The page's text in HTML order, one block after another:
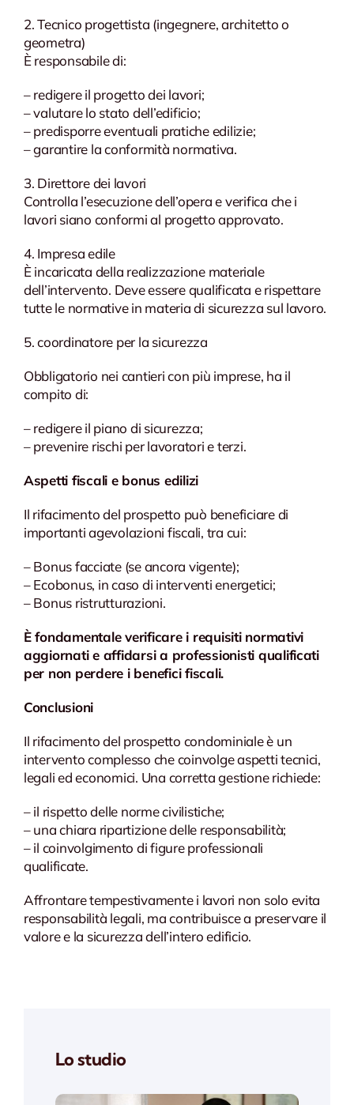
2. Tecnico progettista (ingegnere, architetto o
geometra)
È responsabile di:
– redigere il progetto dei lavori;
– valutare lo stato dell’edificio;
– predisporre eventuali pratiche edilizie;
– garantire la conformità normativa.
3. Direttore dei lavori
Controlla l’esecuzione dell’opera e verifica che i
lavori siano conformi al progetto approvato.
4. Impresa edile
È incaricata della realizzazione materiale
dell’intervento. Deve essere qualificata e rispettare
tutte le normative in materia di sicurezza sul lavoro.
5. coordinatore per la sicurezza
Obbligatorio nei cantieri con più imprese, ha il
compito di:
– redigere il piano di sicurezza;
– prevenire rischi per lavoratori e terzi.
Aspetti fiscali e bonus edilizi
Il rifacimento del prospetto può beneficiare di
importanti agevolazioni fiscali, tra cui:
– Bonus facciate (se ancora vigente);
– Ecobonus, in caso di interventi energetici;
– Bonus ristrutturazioni.
È fondamentale verificare i requisiti normativi
aggiornati e affidarsi a professionisti qualificati
per non perdere i benefici fiscali.
Conclusioni
Il rifacimento del prospetto condominiale è un
intervento complesso che coinvolge aspetti tecnici,
legali ed economici. Una corretta gestione richiede:
– il rispetto delle norme civilistiche;
– una chiara ripartizione delle responsabilità;
– il coinvolgimento di figure professionali
qualificate.
Affrontare tempestivamente i lavori non solo evita
responsabilità legali, ma contribuisce a preservare il
valore e la sicurezza dell’intero edificio.
Lo studio